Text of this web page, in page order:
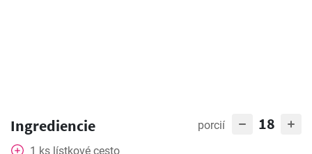
Ingrediencie porcií 18
1 ks lístkové cesto